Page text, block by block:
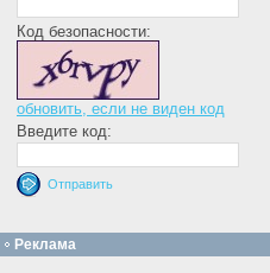
Код безопасности:
обновить, если не виден код
Введите код:
Реклама